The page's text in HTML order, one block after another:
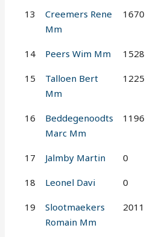
13
Creemers Rene
Mm
1670
14 Peers Wim Mm 1528
15
Talloen Bert
Mm
1225
16
Beddegenoodts
Marc Mm
1196
17 Jalmby Martin 0
18 Leonel Davi 0
19
Slootmaekers
Romain Mm
2011